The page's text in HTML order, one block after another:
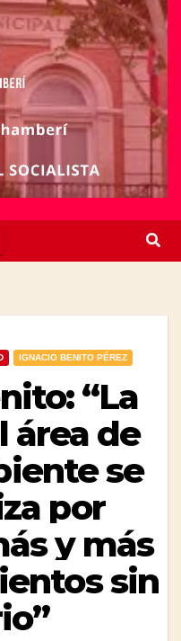
IGNACIO BENITO PÉREZ
“La
área de
se
por
y más
sin